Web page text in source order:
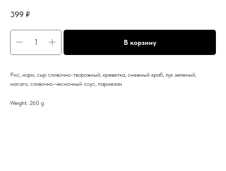
399 ₽
В корзину
Рис, нори, сыр сливочно-творожный, креветка, снежный краб, лук зеленый,
масаго, сливочно-чесночный соус, пармезан
Weight: 260 g